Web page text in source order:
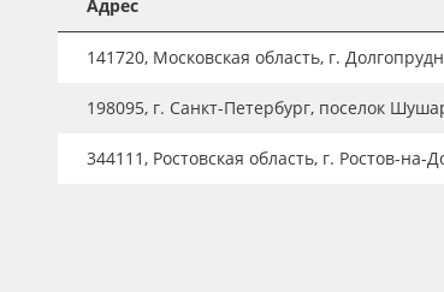
Плёнка монтажная Oratape
ПЭТ листовой
ПЭТ бэклит
Адрес
141720, Московская область, г.
198095, г. Санкт-Петербург, поселок
344111, Ростовская область, г. Ростов-